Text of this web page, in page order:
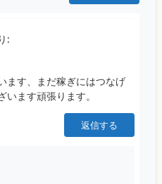
:
ます、まだ稼ぎにはつなげ
ます頑張ります。
返信する